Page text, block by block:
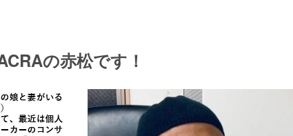
の赤松です！